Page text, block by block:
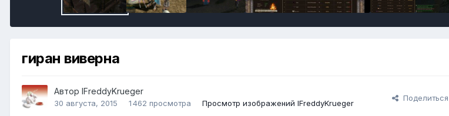
гиран виверна
Автор lFreddyKrueger
30 августа, 2015 1 462 просмотра Просмотр изображений lFreddyKrueger
Поделиться